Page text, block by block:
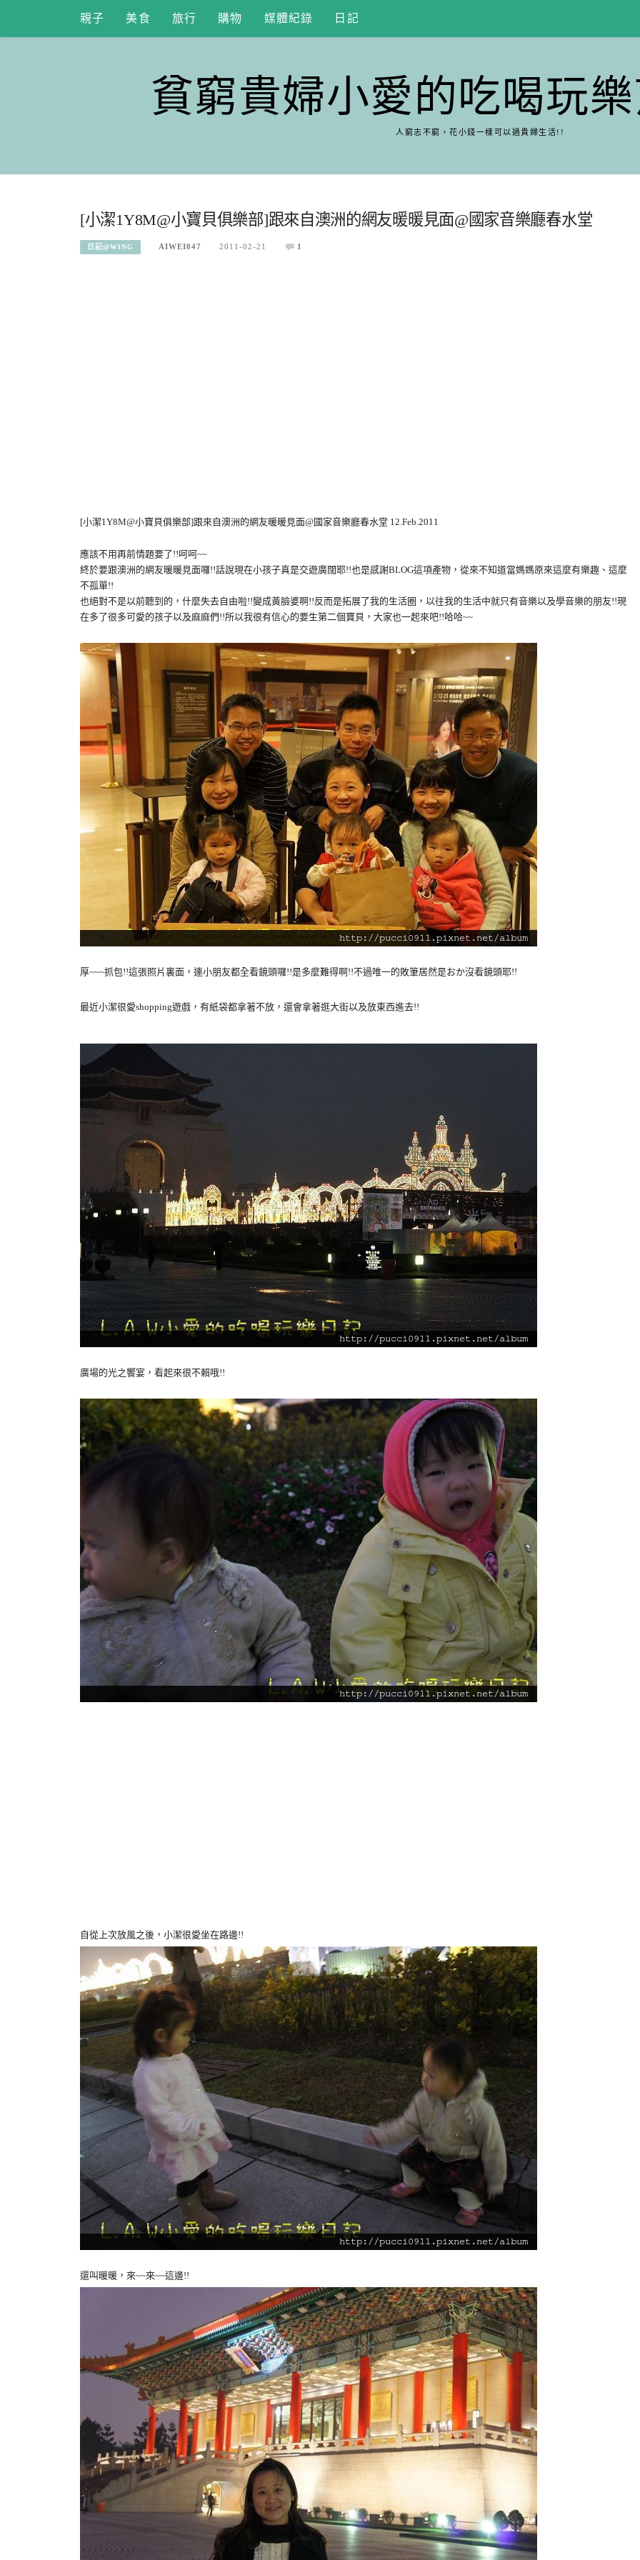
content
親子 美食 旅行 購物 媒體紀錄 日記
貧窮貴婦小愛的吃喝玩
人窮志不窮，花小錢一樣可以過貴婦生活!!
[小潔1Y8M@小寶貝俱樂部]跟來自澳洲的網友暖暖見面@國家音樂廳春水堂
日記@WING AIWEI047 2011-02-21 1
[小潔1Y8M@小寶貝俱樂部]跟來自澳洲的網友暖暖見面@國家音樂廳春水堂 12.Feb.2011
應該不用再前情題要了!!呵呵~~
終於要跟澳洲的網友暖暖見面囉!!話說現在小孩子真是交遊廣闊耶!!也是感謝BLOG這項產物，從來不知道當媽媽原來這麼有樂趣、這麼
不孤單!!
也絕對不是以前聽到的，什麼失去自由啦!!變成黃臉婆啊!!反而是拓展了我的生活圈，以往我的生活中就只有音樂以及學音樂的朋友!!現
在多了很多可愛的孩子以及麻麻們!!所以我很有信心的要生第二個寶貝，大家也一起來吧!!哈哈~~
厚~~~抓包!!這張照片裏面，連小朋友都全看鏡頭囉!!是多麼難得啊!!不過唯一的敗筆居然是おか沒看鏡頭耶!!
最近小潔很愛shopping遊戲，有紙袋都拿著不放，還會拿著逛大街以及放東西進去!!
廣場的光之饗宴，看起來很不賴哦!!
自從上次放風之後，小潔很愛坐在路邊!!
還叫暖暖，來~~來~~這邊!!